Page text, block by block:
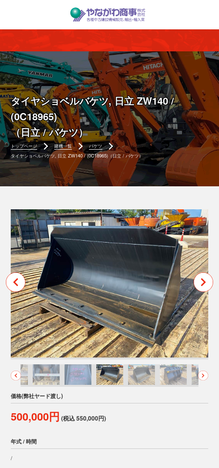
タイヤショベルバケツ, 日立 ZW140 /
(0C18965)
（日立 / バケツ）
トップページ 建機一覧
バケツ
タイヤショベルバケツ, 日立 ZW140 / (0C18965)（日立 / バケツ）
価格(弊社ヤード渡し)
500,000円 (税込 550,000円)
年式 / 時間
/